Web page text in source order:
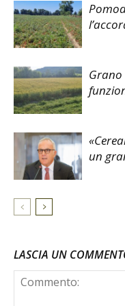
un
LASCIA UN